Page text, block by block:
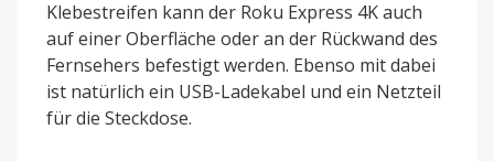
Klebestreifen kann der Roku Express 4K auch
auf einer Oberfläche oder an der Rückwand des
Fernsehers befestigt werden. Ebenso mit dabei
ist natürlich ein USB-Ladekabel und ein Netzteil
für die Steckdose.